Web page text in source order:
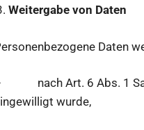
Weitergabe von Daten
Daten
nach Art. 6 Abs. 1 Satz
wurde,